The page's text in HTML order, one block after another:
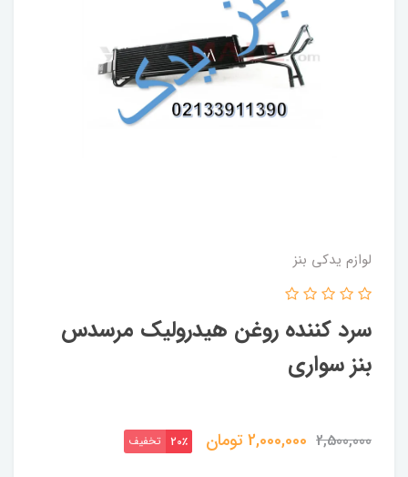
لوازم یدکی بنز
سرد کننده روغن هیدرولیک مرسدس
بنز سواری
2,500,000
2,000,000تومان 20٪ تخفیف